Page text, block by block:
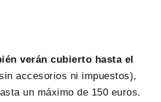
verán cubierto hasta el
accesorios ni impuestos),
un máximo de 150 euros.